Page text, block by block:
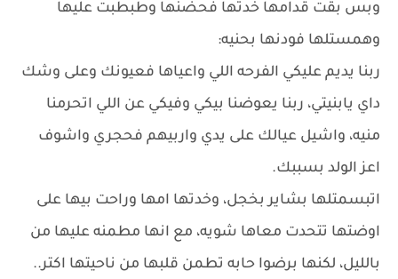
وبس بقت قدامها خدتها فحضنها وطبطبت عليها
وهمستلها فودنها بحنيه:
ربنا يديم عليكي الفرحه اللي واعياها فعيونك وعلى وشك
داي يابنيتي، ربنا يعوضنا بيكي وفيكي عن اللي اتحرمنا
منيه، واشيل عيالك على يدي واربيهم فحجري واشوف
اعز الولد بسببك.
اتبسمتلها بشاير بخجل، وخدتها امها وراحت بيها على
اوضتها تتحدت معاها شويه، مع انها مطمنه عليها من
بالليل، لكنها برضوا حابه تطمن قلبها من ناحيتها اكتر..